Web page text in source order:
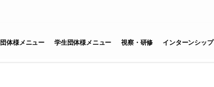
団体様メニュー 学生団体様メニュー 視察・研修 インターンシップ